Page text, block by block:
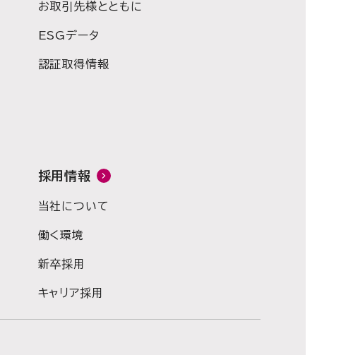
お取引先様とともに
ESGデータ
認証取得情報
採用情報
当社について
働く環境
新卒採用
キャリア採用